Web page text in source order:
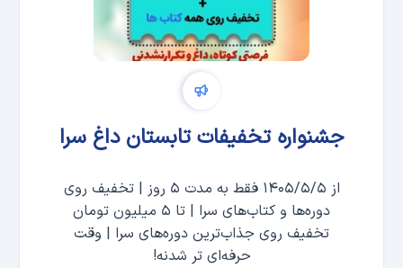
جشنواره تخفیفات تابستان داغ سرا
از ۱۴۰۵/۵/۵ فقط به مدت ۵ روز | تخفیف روی
دوره‌ها و کتاب‌های سرا | تا ۵ میلیون تومان
تخفیف روی جذاب‌ترین دوره‌های سرا | وقت
حرفه‌ای تر شدنه!